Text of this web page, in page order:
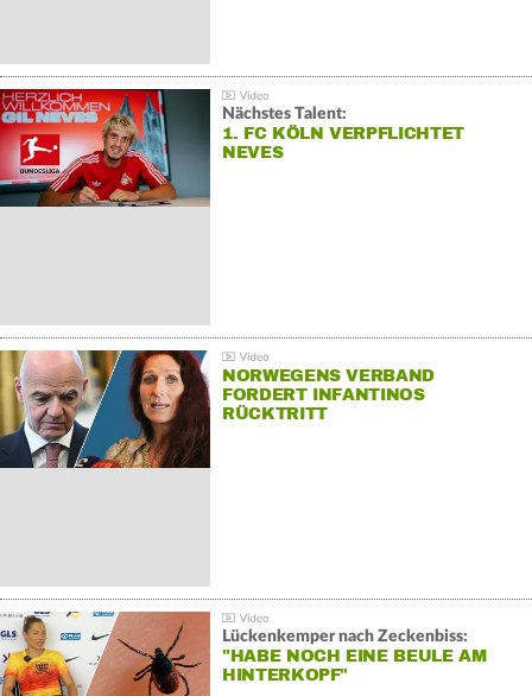
Nächstes Talent:
1. FC KÖLN VERPFLICHTET
NEVES
NORWEGENS VERBAND
FORDERT INFANTINOS
RÜCKTRITT
Lückenkemper nach Zeckenbiss:
"HABE NOCH EINE BEULE AM
HINTERKOPF"